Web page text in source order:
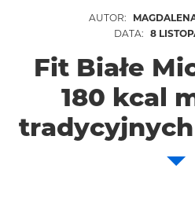
8
Fit Białe
180 kcal